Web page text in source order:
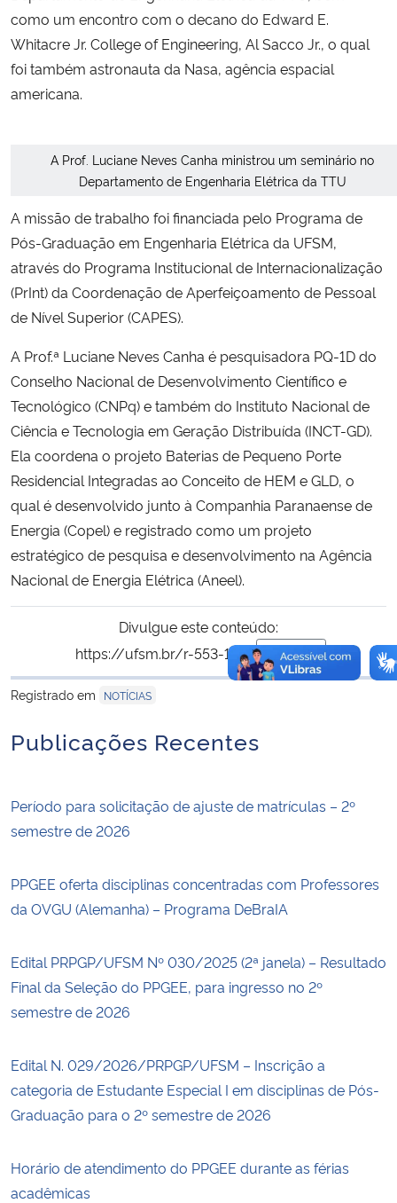
Secretaria de Governo
Gabinete de Segurança Institucional
Banco Central do Brasil
Planalto
como um encontro com o decano do Edward E.
Whitacre Jr. College of Engineering, Al Sacco Jr., o qual
foi também astronauta da Nasa, agência espacial
americana.
A Prof. Luciane Neves Canha ministrou um seminário no
Departamento de Engenharia Elétrica da TTU
A missão de trabalho foi financiada pelo Programa de
Pós-Graduação em Engenharia Elétrica da UFSM,
através do Programa Institucional de Internacionalização
(PrInt) da Coordenação de Aperfeiçoamento de Pessoal
de Nível Superior (CAPES).
A Prof.ª Luciane Neves Canha é pesquisadora PQ-1D do
Conselho Nacional de Desenvolvimento Científico e
Tecnológico (CNPq) e também do Instituto Nacional de
Ciência e Tecnologia em Geração Distribuída (INCT-GD).
Ela coordena o projeto Baterias de Pequeno Porte
Residencial Integradas ao Conceito de HEM e GLD, o
qual é desenvolvido junto à Companhia Paranaense de
Energia (Copel) e registrado como um projeto
estratégico de pesquisa e desenvolvimento na Agência
Nacional de Energia Elétrica (Aneel).
Divulgue este conteúdo:
https://ufsm.br/r-553-1787
Copiar
para área de
Registrado em
NOTÍCIAS
Publicações Recentes
Período para solicitação de ajuste de matrículas – 2º
semestre de 2026
PPGEE oferta disciplinas concentradas com Professores
da OVGU (Alemanha) – Programa DeBraIA
Edital PRPGP/UFSM Nº 030/2025 (2ª janela) – Resultado
Final da Seleção do PPGEE, para ingresso no 2º
semestre de 2026
Edital N. 029/2026/PRPGP/UFSM – Inscrição a
categoria de Estudante Especial I em disciplinas de Pós-
Graduação para o 2º semestre de 2026
Horário de atendimento do PPGEE durante as férias
acadêmicas